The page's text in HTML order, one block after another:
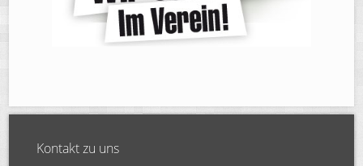
Kontakt zu uns